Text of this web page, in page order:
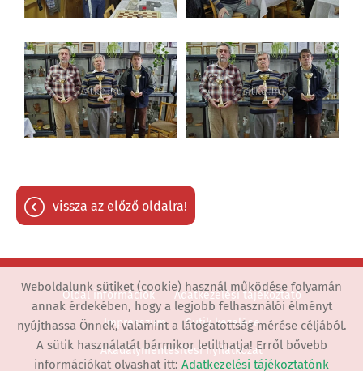
vissza az előző oldalra!
Oldal információk
Adatkezelési tájékoztató
Impresszum
Sütik kezelése
Akadálymentesítési nyilatkozat
Weboldalunk sütiket (cookie) használ működése folyamán
annak érdekében, hogy a legjobb felhasználói élményt
nyújthassa Önnek, valamint a látogatottság mérése céljából.
A sütik használatát bármikor letilthatja! Erről bővebb
információkat olvashat itt: Adatkezelési tájékoztatónk